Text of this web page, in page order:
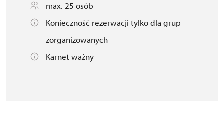
max. 25 osób
Konieczność rezerwacji tylko dla grup
zorganizowanych
Karnet ważny